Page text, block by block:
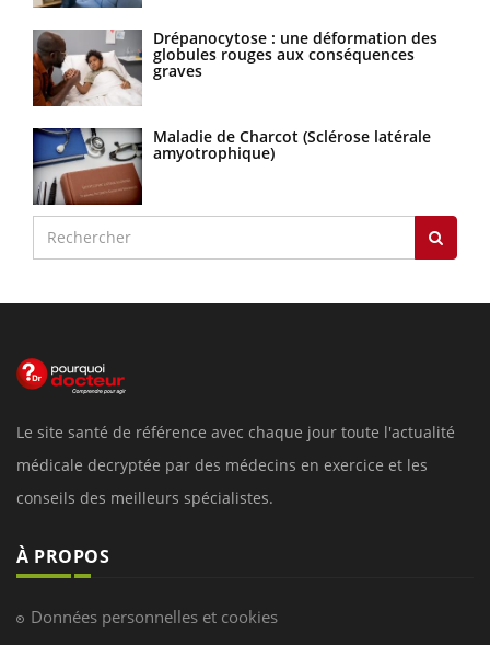
Drépanocytose : une déformation des
globules rouges aux conséquences
graves
Maladie de Charcot (Sclérose latérale
amyotrophique)
Le site santé de référence avec chaque jour toute l'actualité
médicale decryptée par des médecins en exercice et les
conseils des meilleurs spécialistes.
À PROPOS
Données personnelles et cookies